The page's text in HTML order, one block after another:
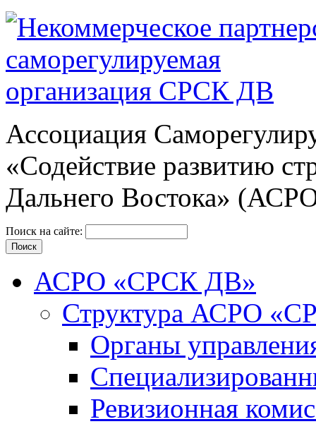
Ассоциация
«Содействие развитию
Дальнего Востока»
Поиск на сайте:
АСРО «СРСК ДВ»
Структура АСРО
Органы
Ревизионная